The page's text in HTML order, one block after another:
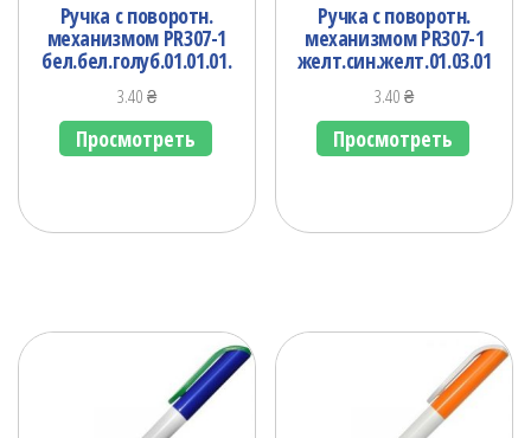
Ручка с поворотн.
механизмом PR307-1
бел.бел.голуб.01.01.01.
3.40₴
Просмотреть
Ручка с поворотн.
механизмом PR307-1
желт.син.желт.01.03.01
3.40₴
Просмотреть